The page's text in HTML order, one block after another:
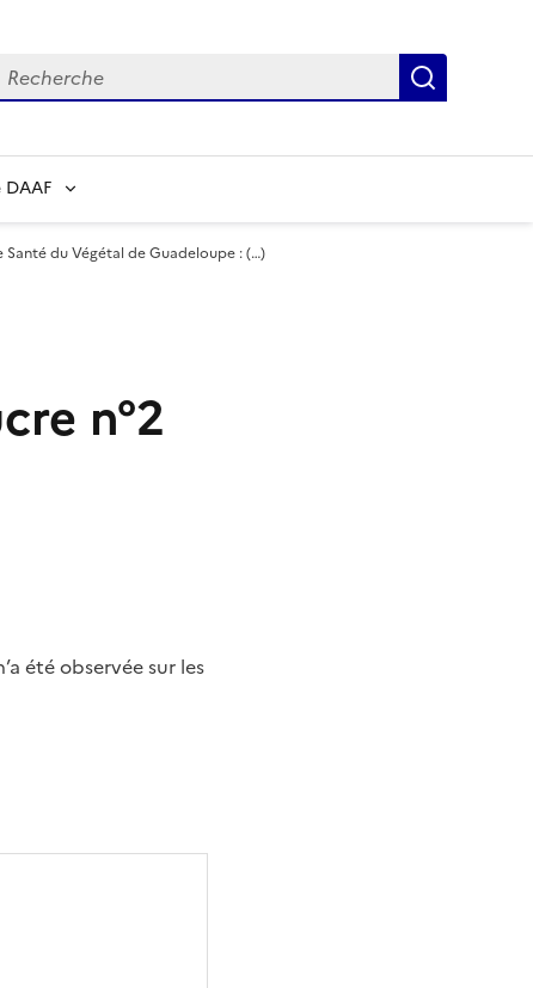
Recherche
Santé du Végétal de Guadeloupe : (…)
n°2
été observée sur les